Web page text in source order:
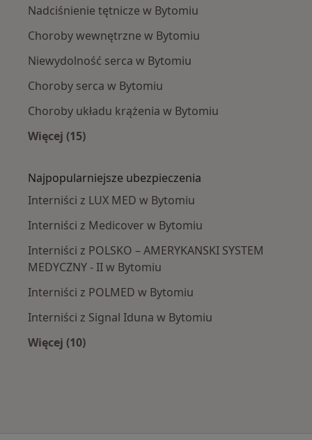
Nadciśnienie tętnicze w Bytomiu
Choroby wewnętrzne w Bytomiu
Niewydolność serca w Bytomiu
Choroby serca w Bytomiu
Choroby układu krążenia w Bytomiu
Więcej (15)
Najpopularniejsze ubezpieczenia
Interniści z LUX MED w Bytomiu
Interniści z Medicover w Bytomiu
Interniści z POLSKO – AMERYKANSKI SYSTEM
MEDYCZNY - II w Bytomiu
Interniści z POLMED w Bytomiu
Interniści z Signal Iduna w Bytomiu
Więcej (10)